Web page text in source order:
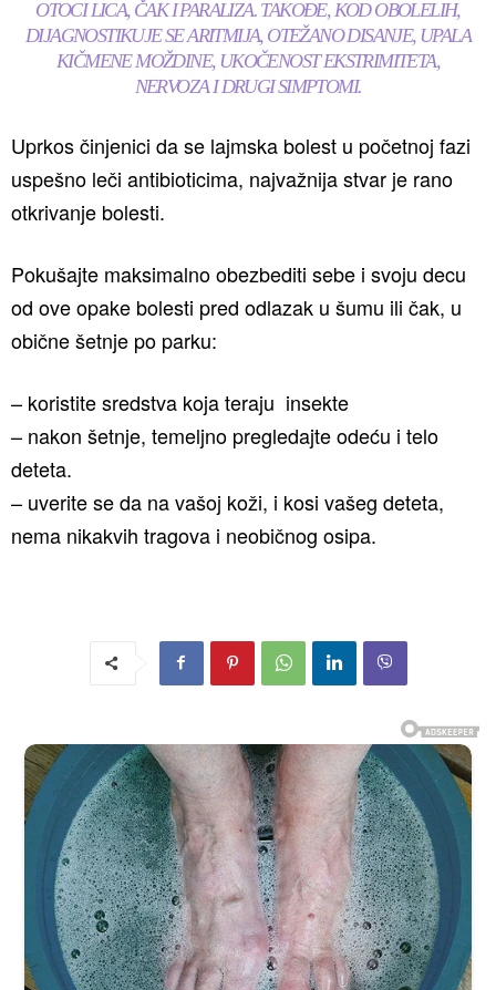
OTOCI LICA, ČAK I PARALIZA. TAKOĐE, KOD OBOLELIH,
DIJAGNOSTIKUJE SE ARITMIJA, OTEŽANO DISANJE, UPALA
KIČMENE MOŽDINE, UKOČENOST EKSTRIMITETA,
NERVOZA I DRUGI SIMPTOMI.
Uprkos činjenici da se lajmska bolest u početnoj fazi
uspešno leči antibioticima, najvažnija stvar je rano
otkrivanje bolesti.
Pokušajte maksimalno obezbediti sebe i svoju decu
od ove opake bolesti pred odlazak u šumu ili čak, u
obične šetnje po parku:
– koristite sredstva koja teraju insekte
– nakon šetnje, temeljno pregledajte odeću i telo
deteta.
– uverite se da na vašoj koži, i kosi vašeg deteta,
nema nikakvih tragova i neobičnog osipa.